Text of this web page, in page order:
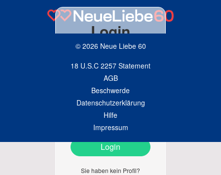
Login
Automatisch einloggen
Passwort vergessen?
Login
Sie haben kein Profil?
© 2026 Neue Liebe 60
18 U.S.C 2257 Statement
AGB
Beschwerde
Datenschutzerklärung
Hilfe
Impressum